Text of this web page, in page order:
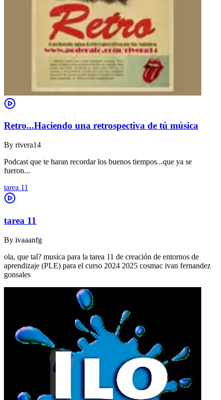
Retro...Haciendo una retrospectiva de tú música
By rivera14
Podcast que te haran recordar los buenos tiempos...que ya se
fueron...
tarea 11
tarea 11
By ivaaanfg
ola, que tal? musica para la tarea 11 de creación de entornos de
aprendizaje (PLE) para el curso 2024 2025 cosmac ivan fernandez
gonsales